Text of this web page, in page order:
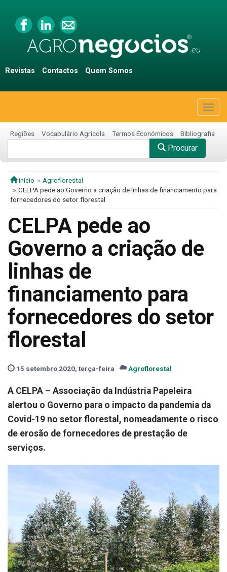
Revistas Contactos Quem Somos
Regiões Vocabulário Agrícola Termos Económicos Bibliografia
Procurar
início
Agroflorestal
CELPA pede ao Governo a criação de linhas de financiamento para
fornecedores do setor florestal
CELPA pede ao
Governo a criação de
linhas de
financiamento para
fornecedores do setor
florestal
15 setembro 2020, terça-feira Agroflorestal
A CELPA – Associação da Indústria Papeleira
alertou o Governo para o impacto da pandemia da
Covid-19 no setor florestal, nomeadamente o risco
de erosão de fornecedores de prestação de
serviços.